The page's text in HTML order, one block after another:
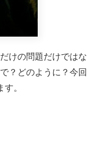
けの問題だけではな
？どのように？今回
。